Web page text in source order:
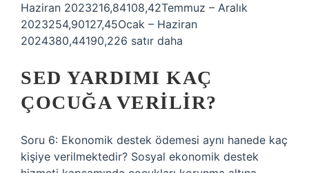
Haziran 2023216,84108,42Temmuz – Aralık
2023254,90127,45Ocak – Haziran
2024380,44190,226 satır daha
SED YARDIMI KAÇ
ÇOCUĞA VERILIR?
Soru 6: Ekonomik destek ödemesi aynı hanede kaç
kişiye verilmektedir? Sosyal ekonomik destek